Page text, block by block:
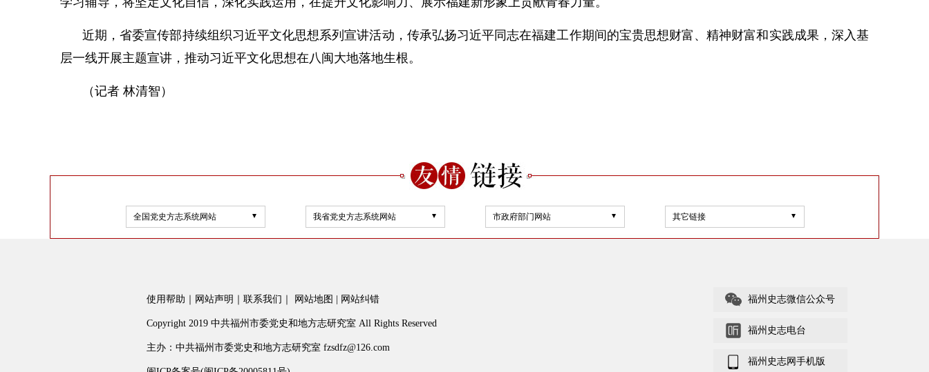
近期，省委宣传部持续组织习近平文化思想系列宣讲活动，传承弘扬习近平同志在福建工作期间的宝贵思想财富、精神财富和实践成果，深入基
层一线开展主题宣讲，推动习近平文化思想在八闽大地落地生根。
（记者 林清智）
全国党史方志系统网站 我省党史方志系统网站 市政府部门网站 其它链接
使用帮助 网站声明 联系我们 网站地图 网站纠错
Copyright 2019 中共福州市委党史和地方志研究室 All Rights Reserved
主办：中共福州市委党史和地方志研究室 fzsdfz@126.com
福州史志微信公众号
福州史志电台
福州史志网手机版